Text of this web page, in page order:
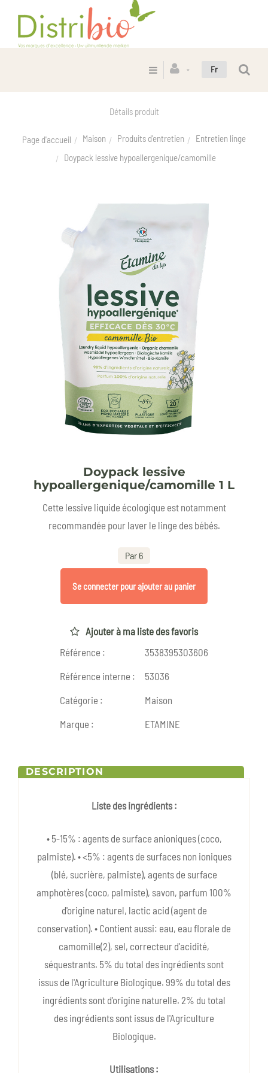
Fr
Détails produit
Page d'accueil Maison Produits d'entretien
Entretien linge
Doypack lessive hypoallergenique/camomille
Doypack lessive
hypoallergenique/camomille 1 L
Cette lessive liquide écologique est notamment
recommandée pour laver le linge des bébés.
Par 6
Se connecter pour ajouter au panier
Ajouter à ma liste des favoris
Référence :
3538395303606
Référence interne :
53036
Catégorie :
Maison
Marque :
ETAMINE
DESCRIPTION
Liste des ingrédients :
• 5-15% : agents de surface anioniques (coco,
palmiste). • <5% : agents de surfaces non ioniques
(blé, sucrière, palmiste), agents de surface
amphotères (coco, palmiste), savon, parfum 100%
d'origine naturel, lactic acid (agent de
conservation). • Contient aussi: eau, eau florale de
camomille(2), sel, correcteur d'acidité,
séquestrants. 5% du total des ingrédients sont
issus de l'Agriculture Biologique. 99% du total des
ingrédients sont d'origine naturelle. 2% du total
des ingrédients sont issus de l'Agriculture
Biologique.
Utilisations :